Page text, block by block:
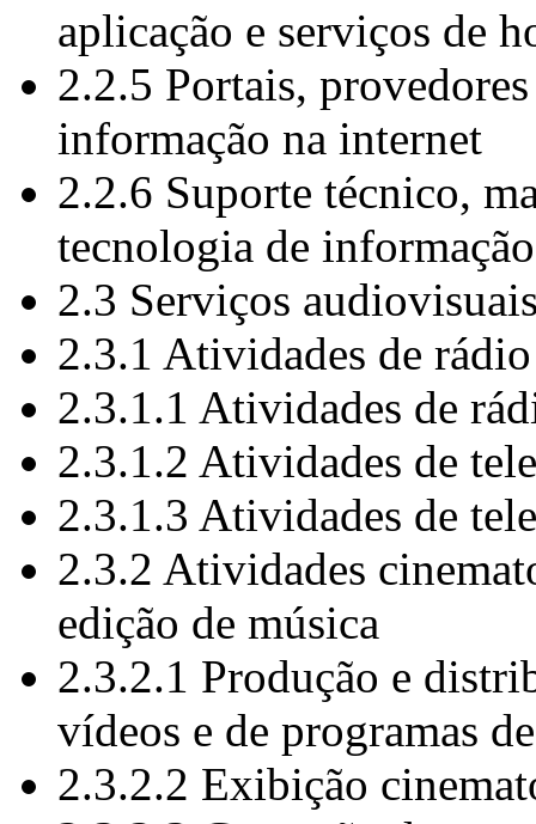
aplicação e serviços de
2.2.5 Portais,
informação na internet
2.2.6 Suporte técnico,
tecnologia de informação
2.3 Serviços
2.3.1 Atividades de
2.3.1.1 Atividades de
2.3.1.2 Atividades de
2.3.1.3 Atividades de
2.3.2 Atividades
edição de música
2.3.2.1 Produção e
vídeos e de programas
2.3.2.2 Exibição